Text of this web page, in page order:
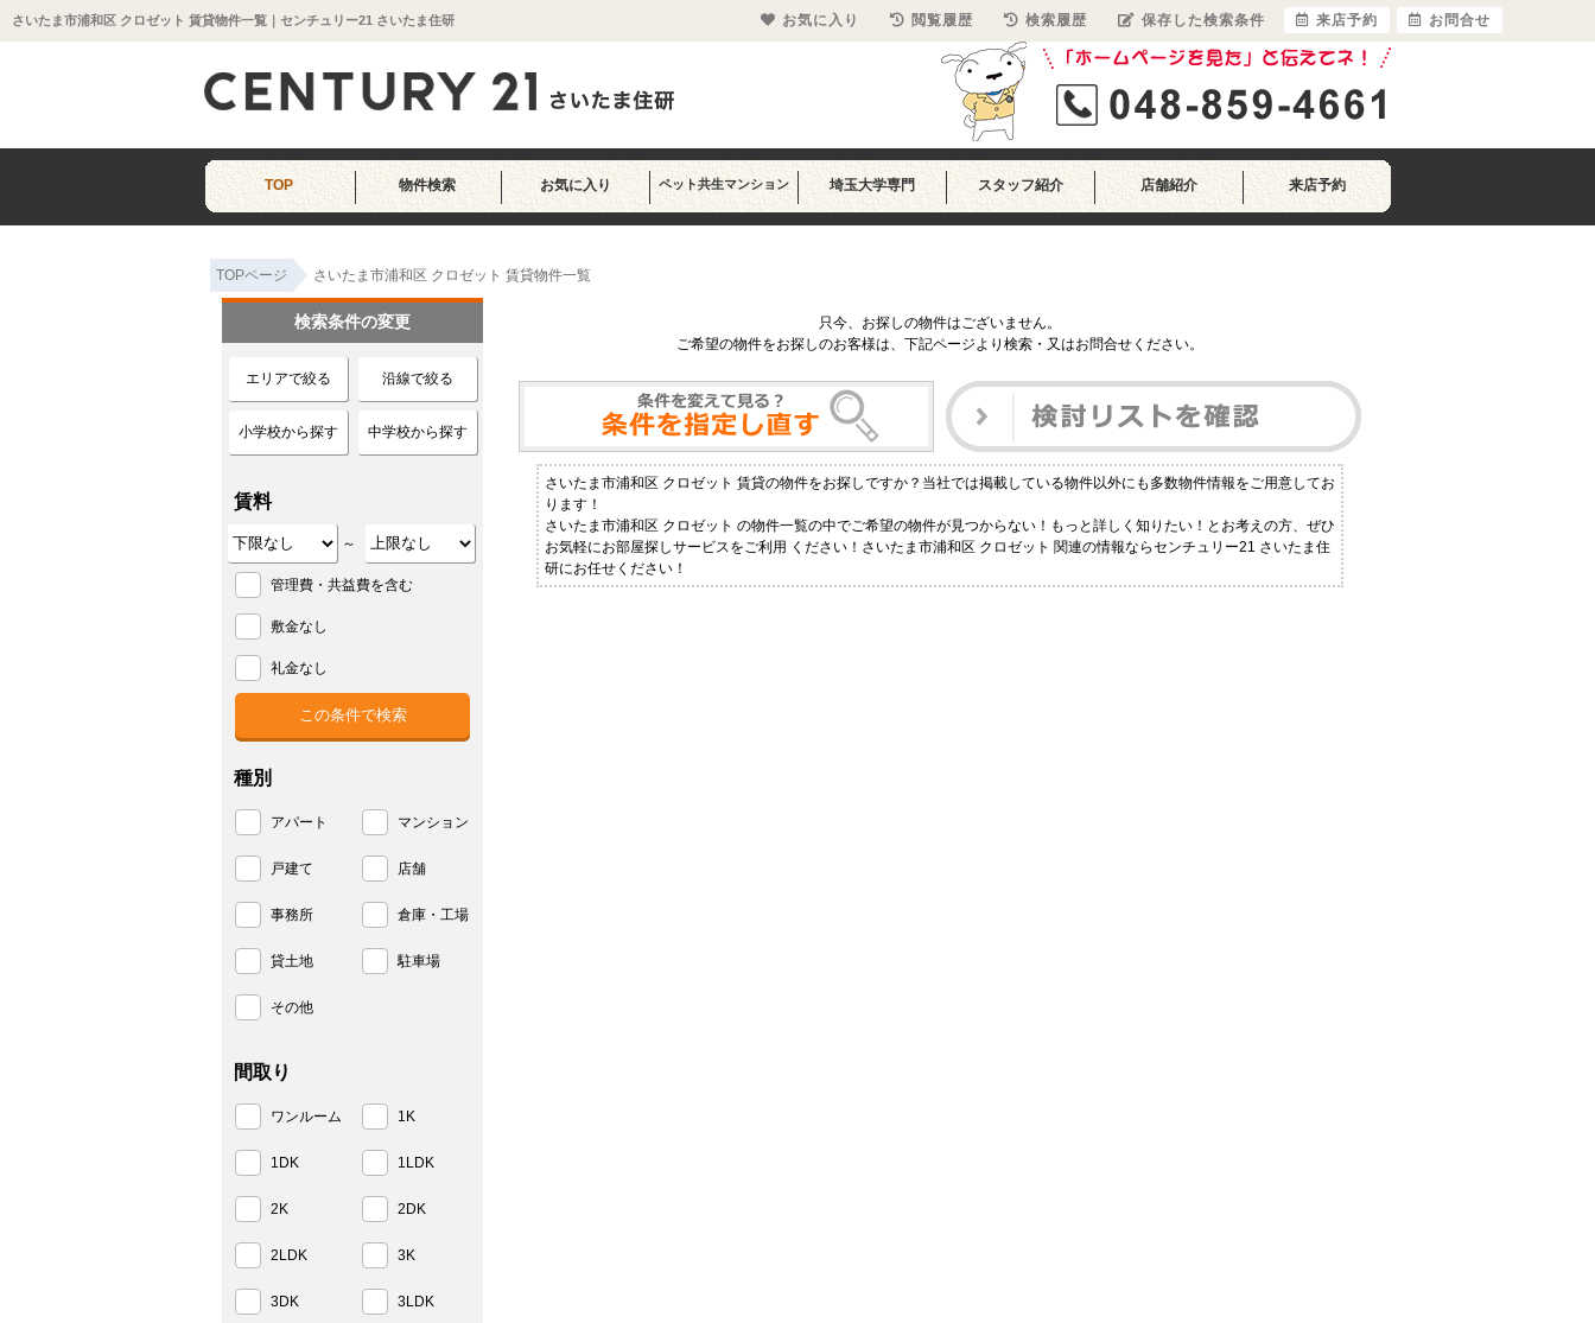
さいたま市浦和区 クロゼット 賃貸物件一覧｜センチュリー21 さいたま住研
TOP 物件検索 お気に入り ペット共生マンション 埼玉大学専門 スタッフ紹介 店舗紹介 来店予約
TOPページ さいたま市浦和区 クロゼット 賃貸物件一覧
只今、お探しの物件はございません。
ご希望の物件をお探しのお客様は、下記ページより検索・又はお問合せください。
さいたま市浦和区 クロゼット 賃貸の物件をお探しですか？当社では掲載している物件以外にも多数物件情報をご用意してお
ります！
さいたま市浦和区 クロゼット の物件一覧の中でご希望の物件が見つからない！もっと詳しく知りたい！とお考えの方、ぜひ
お気軽にお部屋探しサービスをご利用 ください！さいたま市浦和区 クロゼット 関連の情報ならセンチュリー21 さいたま住
研にお任せください！
検索条件の変更
エリアで絞る 沿線で絞る
小学校から探す 中学校から探す
賃料
～
管理費・共益費を含む
敷金なし
礼金なし
種別
アパート マンション
戸建て 店舗
事務所 倉庫・工場
貸土地 駐車場
その他
間取り
ワンルーム 1K
1DK 1LDK
2K 2DK
2LDK 3K
3DK 3LDK
お気に入り 閲覧履歴 検索履歴 保存した検索条件 来店予約 お問合せ